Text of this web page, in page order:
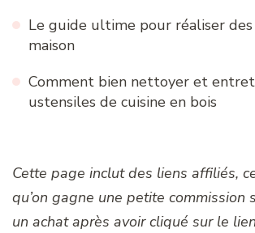
Le guide ultime pour réaliser des
maison
Comment bien nettoyer et
ustensiles de cuisine en bois
Cette page inclut des liens affiliés,
qu’on gagne une petite commission
un achat après avoir cliqué sur le